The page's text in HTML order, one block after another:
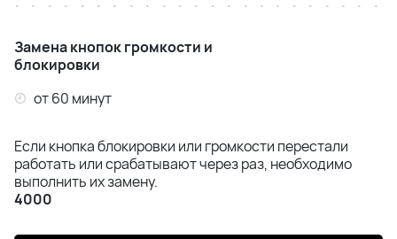
Замена кнопок громкости и
блокировки
от 60 минут
Если кнопка блокировки или громкости перестали
работать или срабатывают через раз, необходимо
выполнить их замену.
4000